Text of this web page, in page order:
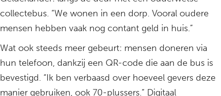
collectebus. “We wonen in een dorp. Vooral oudere
mensen hebben vaak nog contant geld in huis.”
Wat ook steeds meer gebeurt: mensen doneren via
hun telefoon, dankzij een QR-code die aan de bus is
bevestigd. “Ik ben verbaasd over hoeveel gevers deze
manier gebruiken, ook 70-plussers.” Digitaal